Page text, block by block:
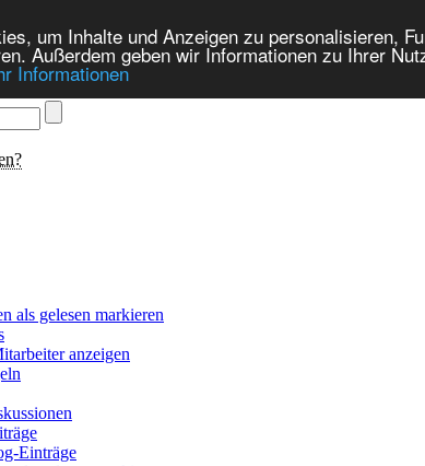
um Inhalte und Anzeigen zu personalisieren,
Außerdem geben wir Informationen zu Ihrer
Informationen
als gelesen markieren
anzeigen
Einträge